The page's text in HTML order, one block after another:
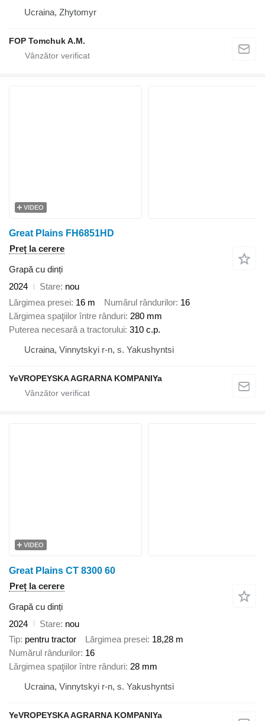
Ucraina, Zhytomyr
FOP Tomchuk A.M.
VIDEO
Great Plains FH6851HD
Preț la cerere
Grapă cu dinți
2024
Stare nou
Lărgimea presei 16 m Numărul rândurilor 16
Lărgimea spaţiilor între rânduri 280 mm
Puterea necesară a tractorului 310 c.p.
Ucraina, Vinnytskyi r-n, s. Yakushyntsi
YeVROPEYSKA AGRARNA KOMPANIYa
VIDEO
Great Plains CT 8300 60
Preț la cerere
Grapă cu dinți
2024
Stare nou
Tip pentru tractor Lărgimea presei 18,28 m
Numărul rândurilor 16
Lărgimea spaţiilor între rânduri 28 mm
Ucraina, Vinnytskyi r-n, s. Yakushyntsi
YeVROPEYSKA AGRARNA KOMPANIYa